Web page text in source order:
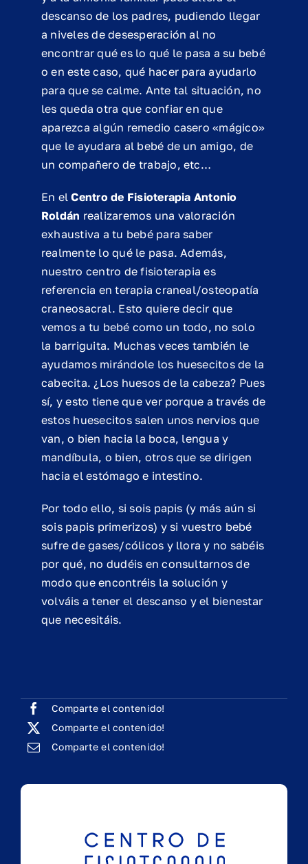
descanso de los padres, pudiendo llegar
a niveles de desesperación al no
encontrar qué es lo qué le pasa a su bebé
o en este caso, qué hacer para ayudarlo
para que se calme. Ante tal situación, no
les queda otra que confiar en que
aparezca algún remedio casero «mágico»
que le ayudara al bebé de un amigo, de
un compañero de trabajo, etc…
En elCentro de Fisioterapia Antonio
Roldán realizaremos una valoración
exhaustiva a tu bebé para saber
realmente lo qué le pasa. Además,
nuestro centro de fisioterapia es
referencia en terapia craneal/osteopatía
craneosacral. Esto quiere decir que
vemos a tu bebé como un todo, no solo
la barriguita. Muchas veces también le
ayudamos mirándole los huesecitos de la
cabecita. ¿Los huesos de la cabeza? Pues
sí, y esto tiene que ver porque a través de
estos huesecitos salen unos nervios que
van, o bien hacia la boca, lengua y
mandíbula, o bien, otros que se dirigen
hacia el estómago e intestino.
Por todo ello, si sois papis (y más aún si
sois papis primerizos) y si vuestro bebé
sufre de gases/cólicos y llora y no sabéis
por qué, no dudéis en consultarnos de
modo que encontréis la solución y
volváis a tener el descanso y el bienestar
que necesitáis.
Comparte el contenido!
Comparte el contenido!
Comparte el contenido!